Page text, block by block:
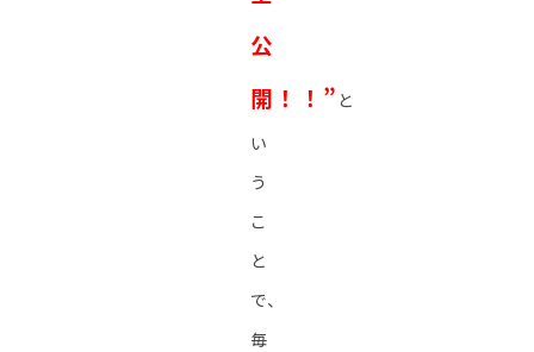
公
開！！” と
い
う
こ
と
で、
毎